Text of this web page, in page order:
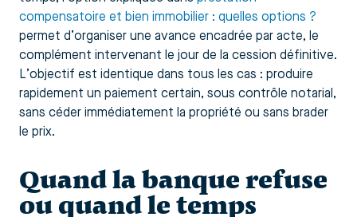
compensatoire et bien immobilier : quelles options ?
permet d’organiser une avance encadrée par acte, le
complément intervenant le jour de la cession définitive.
L’objectif est identique dans tous les cas : produire
rapidement un paiement certain, sous contrôle notarial,
sans céder immédiatement la propriété ou sans brader
le prix.
Quand la banque refuse
ou quand le temps